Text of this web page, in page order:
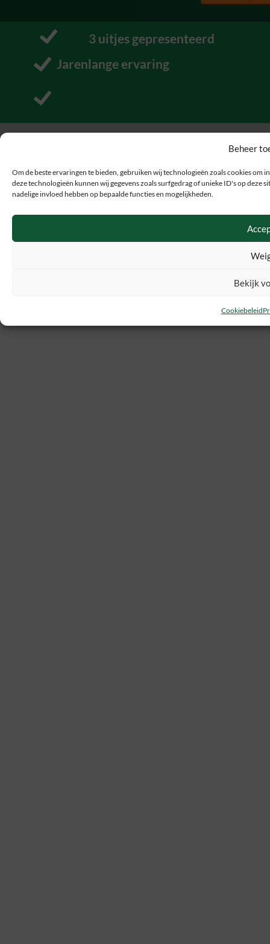
Beheer
Om de beste ervaringen te bieden, gebruiken wij technologieën zoals cookies om
deze technologieën kunnen wij gegevens zoals surfgedrag of unieke ID's op deze
nadelige invloed hebben op bepaalde functies en mogelijkheden.
Bekijk
Cookiebeleid
10 uitjes gepresenteerd